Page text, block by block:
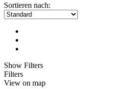
Sortieren nach:
Show Filters
Filters
View on map